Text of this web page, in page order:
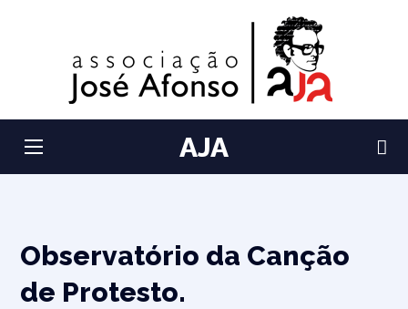
AJA
Observatório da Canção
de Protesto.